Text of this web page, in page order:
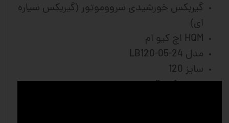
گیربکس خورشیدی سرووموتور (گیربکس سیاره
ای)
HQM اچ کیو ام
مدل LB120-05-24
سایز 120
نسبت 1 به 5